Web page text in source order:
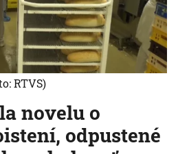
novelu o
odpustené
RTVS)